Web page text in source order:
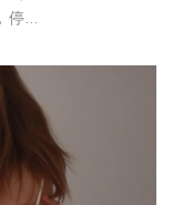
停...